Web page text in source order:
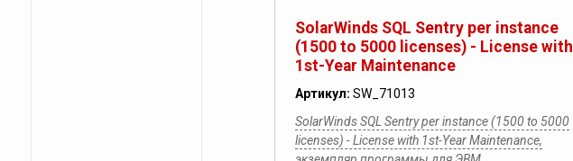
SolarWinds SQL Sentry per instance
(1500 to 5000 licenses) - License with
1st-Year Maintenance
Артикул: SW_71013
SolarWinds SQL Sentry per instance (1500 to 5000
licenses) - License with 1st-Year Maintenance,